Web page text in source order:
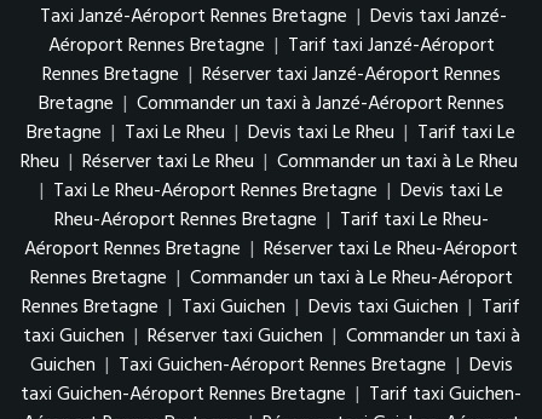
Taxi Janzé-Aéroport Rennes Bretagne | Devis taxi Janzé-
Aéroport Rennes Bretagne | Tarif taxi Janzé-Aéroport
Rennes Bretagne | Réserver taxi Janzé-Aéroport Rennes
Bretagne | Commander un taxi à Janzé-Aéroport Rennes
Bretagne | Taxi Le Rheu | Devis taxi Le Rheu | Tarif taxi Le
Rheu | Réserver taxi Le Rheu | Commander un taxi à Le Rheu
| Taxi Le Rheu-Aéroport Rennes Bretagne | Devis taxi Le
Rheu-Aéroport Rennes Bretagne | Tarif taxi Le Rheu-
Aéroport Rennes Bretagne | Réserver taxi Le Rheu-Aéroport
Rennes Bretagne | Commander un taxi à Le Rheu-Aéroport
Rennes Bretagne | Taxi Guichen | Devis taxi Guichen | Tarif
taxi Guichen | Réserver taxi Guichen | Commander un taxi à
Guichen | Taxi Guichen-Aéroport Rennes Bretagne | Devis
taxi Guichen-Aéroport Rennes Bretagne | Tarif taxi Guichen-